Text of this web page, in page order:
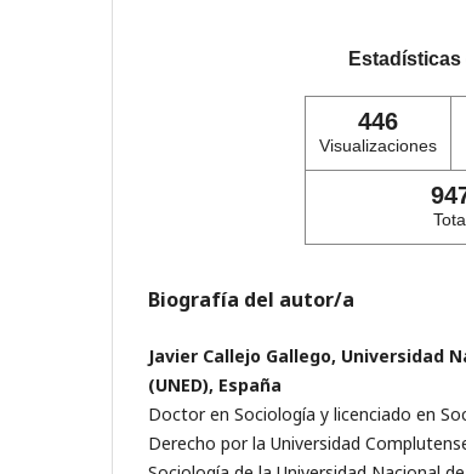
446
Visualizaciones
Biografía del autor/a
Javier Callejo Gallego, Universidad
(UNED), España
Doctor en Sociología y licenciado en
Derecho por la Universidad